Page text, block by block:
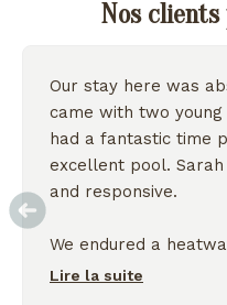
Nos
Our stay here was
came with two
had a fantastic time
excellent pool.
and responsive.
We endured a
but the house stayed
Lire la suite